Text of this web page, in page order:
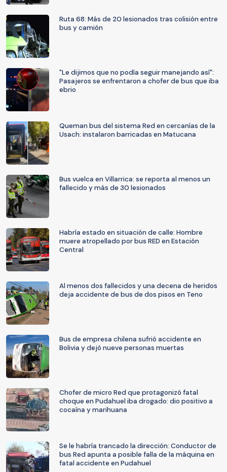
Ruta 68: Más de 20 lesionados tras colisión entre
bus y camión
"Le dijimos que no podía seguir manejando así":
Pasajeros se enfrentaron a chofer de bus que iba
ebrio
Queman bus del sistema Red en cercanías de la
Usach: instalaron barricadas en Matucana
Bus vuelca en Villarrica: se reporta al menos un
fallecido y más de 30 lesionados
Habría estado en situación de calle: Hombre
muere atropellado por bus RED en Estación
Central
Al menos dos fallecidos y una decena de heridos
deja accidente de bus de dos pisos en Teno
Bus de empresa chilena sufrió accidente en
Bolivia y dejó nueve personas muertas
Chofer de micro Red que protagonizó fatal
choque en Pudahuel iba drogado: dio positivo a
cocaína y marihuana
Se le habría trancado la dirección: Conductor de
bus Red apunta a posible falla de la máquina en
fatal accidente en Pudahuel